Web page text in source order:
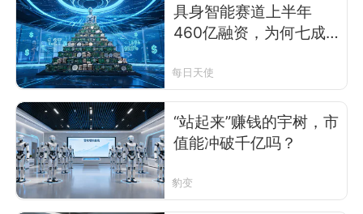
具身智能赛道上半年
460亿融资，为何七成
每日天使
“站起来”赚钱的宇树，市
值能冲破千亿吗？
豹变